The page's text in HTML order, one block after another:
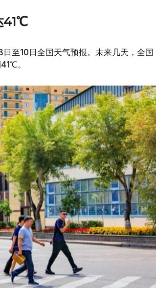
41℃
至10日全国天气预报。未来几天，全国
。